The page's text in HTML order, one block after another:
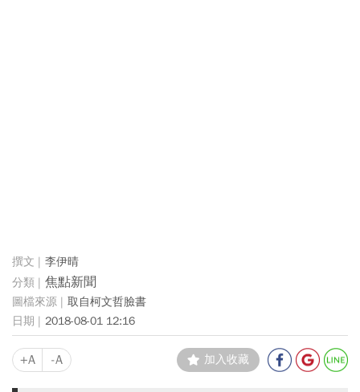
李伊晴
焦點新聞
取自柯文哲臉書
2018-08-01 12:16
+A -A 加入收藏